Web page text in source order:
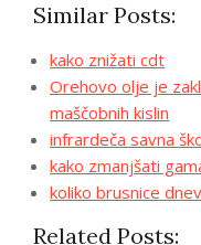
Similar Posts:
kako znižati cdt
Orehovo olje je
maščobnih kislin
infrardeča savna
kako zmanjšati
koliko brusnice
Related Posts: